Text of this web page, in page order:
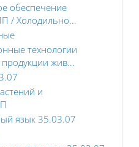
обеспечение
/ Холодильно...
технологии
жив...
и
язык 35.03.07